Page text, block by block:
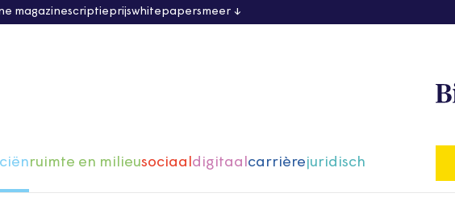
magazinescriptieprijswhitepapersmeer
ruimte en milieusociaaldigitaalcarrièrejuridisch